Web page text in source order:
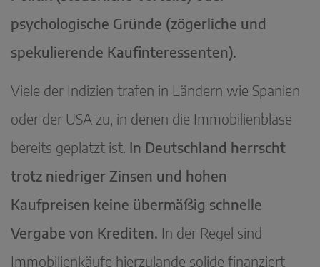
psychologische Gründe (zögerliche und
spekulierende Kaufinteressenten).
Viele der Indizien trafen in Ländern wie Spanien
oder der USA zu, in denen die Immobilienblase
bereits geplatzt ist. In Deutschland herrscht
trotz niedriger Zinsen und hohen
Kaufpreisen keine übermäßig schnelle
Vergabe von Krediten. In der Regel sind
Immobilienkäufe hierzulande solide finanziert